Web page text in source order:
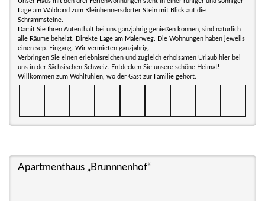
Lage am Waldrand zum Kleinhennersdorfer Stein mit Blick auf die
Schrammsteine.
Damit Sie Ihren Aufenthalt bei uns ganzjährig genießen können, sind natürlich
alle Räume beheizt. Direkte Lage am Malerweg. Die Wohnungen haben jeweils
einen sep. Eingang. Wir vermieten ganzjährig.
Verbringen Sie einen erlebnisreichen und zugleich erholsamen Urlaub hier bei
uns in der Sächsischen Schweiz. Entdecken Sie unsere schöne Heimat!
Willkommen zum Wohlfühlen, wo der Gast zur Familie gehört.
Apartmenthaus „Brunnnenhof“